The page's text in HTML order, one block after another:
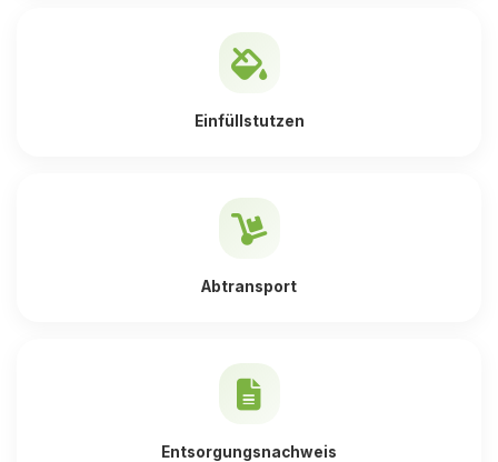
Einfüllstutzen
Abtransport
Entsorgungsnachweis